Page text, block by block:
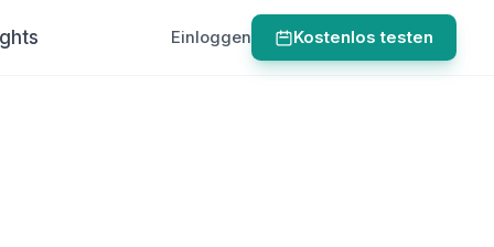
Einloggen Kostenlos testen